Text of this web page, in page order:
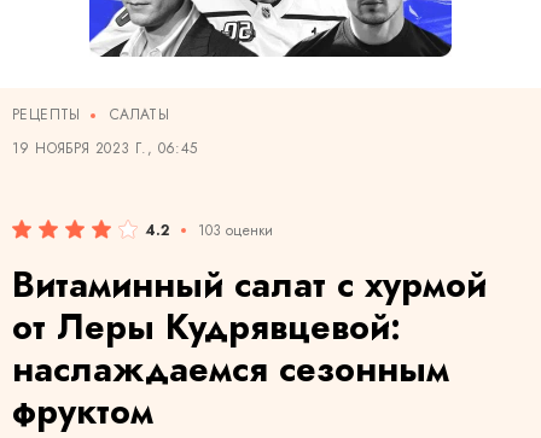
РЕЦЕПТЫ
САЛАТЫ
19 НОЯБРЯ 2023 Г., 06:45
4.2 103 оценки
Витаминный салат с хурмой
от Леры Кудрявцевой:
наслаждаемся сезонным
фруктом